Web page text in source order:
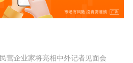
营企业家将亮相中外记者见面会